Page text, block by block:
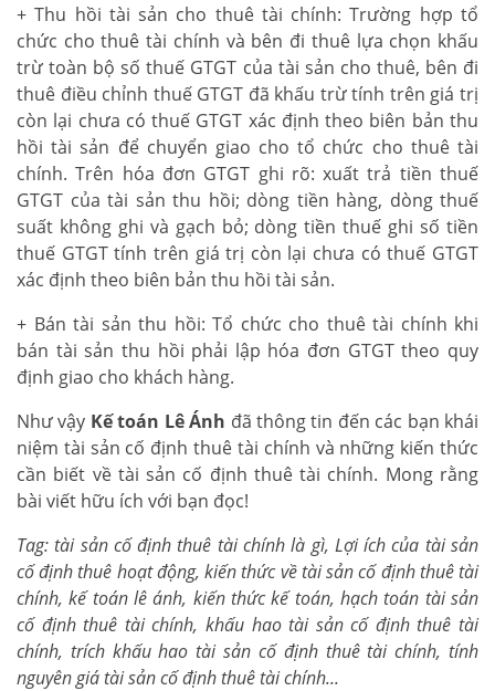
+ Thu hồi tài sản cho thuê tài chính: Trường hợp tổ
chức cho thuê tài chính và bên đi thuê lựa chọn khấu
trừ toàn bộ số thuế GTGT của tài sản cho thuê, bên đi
thuê điều chỉnh thuế GTGT đã khấu trừ tính trên giá trị
còn lại chưa có thuế GTGT xác định theo biên bản thu
hồi tài sản để chuyển giao cho tổ chức cho thuê tài
chính. Trên hóa đơn GTGT ghi rõ: xuất trả tiền thuế
GTGT của tài sản thu hồi; dòng tiền hàng, dòng thuế
suất không ghi và gạch bỏ; dòng tiền thuế ghi số tiền
thuế GTGT tính trên giá trị còn lại chưa có thuế GTGT
xác định theo biên bản thu hồi tài sản.
+ Bán tài sản thu hồi: Tổ chức cho thuê tài chính khi
bán tài sản thu hồi phải lập hóa đơn GTGT theo quy
định giao cho khách hàng.
Như vậy Kế toán Lê Ánh đã thông tin đến các bạn khái
niệm tài sản cố định thuê tài chính và những kiến thức
cần biết về tài sản cố định thuê tài chính. Mong rằng
bài viết hữu ích với bạn đọc!
Tag: tài sản cố định thuê tài chính là gì, Lợi ích của tài sản
cố định thuê hoạt động, kiến thức về tài sản cố định thuê tài
chính, kế toán lê ánh, kiến thức kế toán, hạch toán tài sản
cố định thuê tài chính, khấu hao tài sản cố định thuê tài
chính, trích khấu hao tài sản cố định thuê tài chính, tính
nguyên giá tài sản cố định thuê tài chính...